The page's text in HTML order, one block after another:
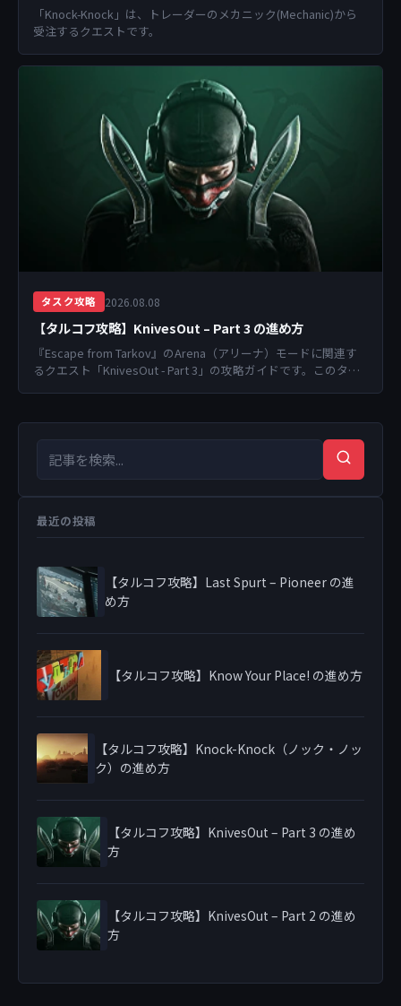
「Knock-Knock」は、トレーダーのメカニック(Mechanic)から
受注するクエストです。
タスク攻略 2026.08.08
【タルコフ攻略】KnivesOut – Part 3 の進め方
『Escape from Tarkov』のArena（アリーナ）モードに関連す
るクエスト「KnivesOut - Part 3」の攻略ガイドです。このタス
検索キーワード
最近の投稿
【タルコフ攻略】Last Spurt – Pioneer の進
め方
【タルコフ攻略】Know Your Place! の進め方
【タルコフ攻略】Knock-Knock（ノック・ノッ
ク）の進め方
【タルコフ攻略】KnivesOut – Part 3 の進め
方
【タルコフ攻略】KnivesOut – Part 2 の進め
方